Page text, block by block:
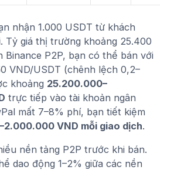
nhận 1.000 USDT từ khách
Tỷ giá thị trường khoảng 25.400
Binance P2P, bạn có thể bán với
VND/USDT (chênh lệch 0,2–
khoảng 25.200.000–
trực tiếp vào tài khoản ngân
mất 7–8% phí, bạn tiết kiệm
VND mỗi giao dịch.
nền tảng P2P trước khi bán.
dao động 1–2% giữa các nền